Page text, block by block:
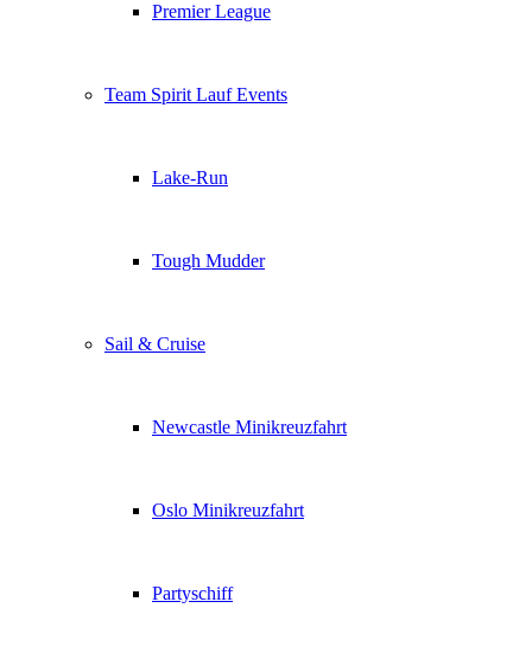
Premier League
Team Spirit Lauf Events
Lake-Run
Tough Mudder
Sail & Cruise
Newcastle Minikreuzfahrt
Oslo Minikreuzfahrt
Partyschiff